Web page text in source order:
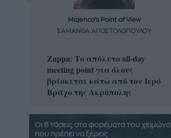
Majenco's Point of View
ΣΑΜΑΝΘΑ ΑΠΟΣΤΟΛΟΠΟΥΛΟΥ
Zappa: Το απόλυτο all-day
meeting point για όλους
βρίσκεται κάτω από τον Ιερό
Βράχο της Ακρόπολης
Οι 6 τάσεις στα φορέματα του χειμώνα
που πρέπει να ξέρεις